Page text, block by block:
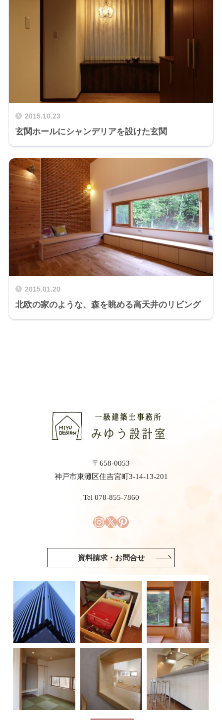
2015.10.23
玄関ホールにシャンデリアを設けた玄関
2015.01.20
北欧の家のような、森を眺める高天井のリビング
〒658-0053
神戸市東灘区住吉宮町3-14-13-201
Tel 078-855-7860
資料請求・お問合せ